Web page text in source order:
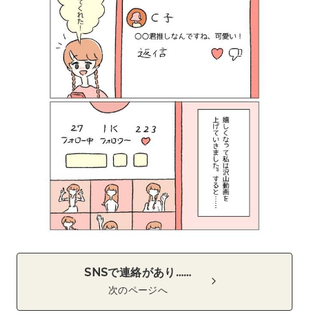
SNSで連絡があり……
次のページへ